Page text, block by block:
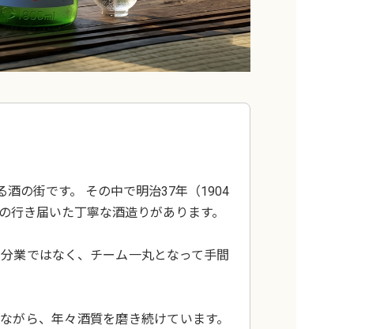
の街です。 その中で明治37年（1904
き届いた丁寧な酒造りがあります。
業ではなく、チーム一丸となって手間
ら、年々酒質を磨き続けています。